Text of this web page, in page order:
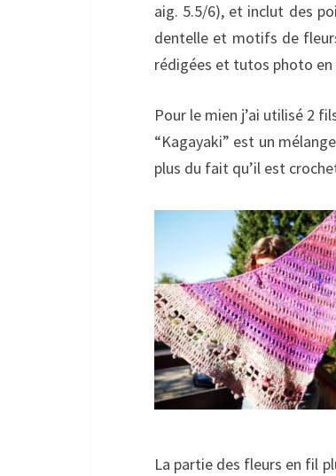
aig. 5.5/6), et inclut des
dentelle et motifs de
rédigées et tutos photo
Pour le mien j’ai utilisé 2
“Kagayaki” est un
plus du fait qu’il est
La partie des fleurs en fil